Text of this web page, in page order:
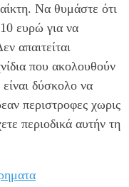
Να θυμάστε ότι
ευρώ για να
απαιτείται
που ακολουθούν
δύσκολο να
περιστροφες χωρις
περιοδικά αυτήν τη